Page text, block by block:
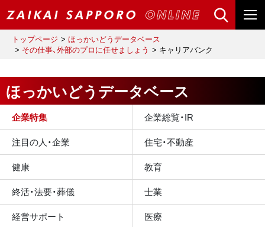
トップページ
ほっかいどうデータベース
その仕事、外部のプロに任せましょう
キャリアバンク
ほっかいどうデータベース
企業特集
企業総覧・IR
注目の人・企業
住宅・不動産
健康
教育
終活・法要・葬儀
士業
経営サポート
医療